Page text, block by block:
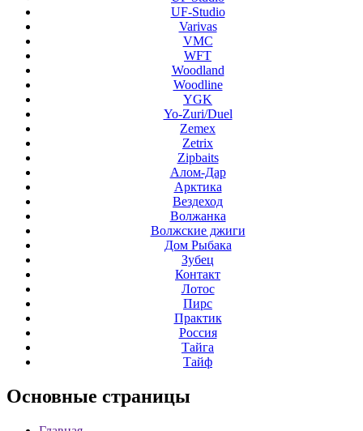
UF-Studio
Varivas
VMC
WFT
Woodland
Woodline
YGK
Yo-Zuri/Duel
Zemex
Zetrix
Zipbaits
Алом-Дар
Арктика
Вездеход
Волжанка
Волжские джиги
Дом Рыбака
Зубец
Контакт
Лотос
Пирс
Практик
Россия
Тайга
Тайф
Основные страницы